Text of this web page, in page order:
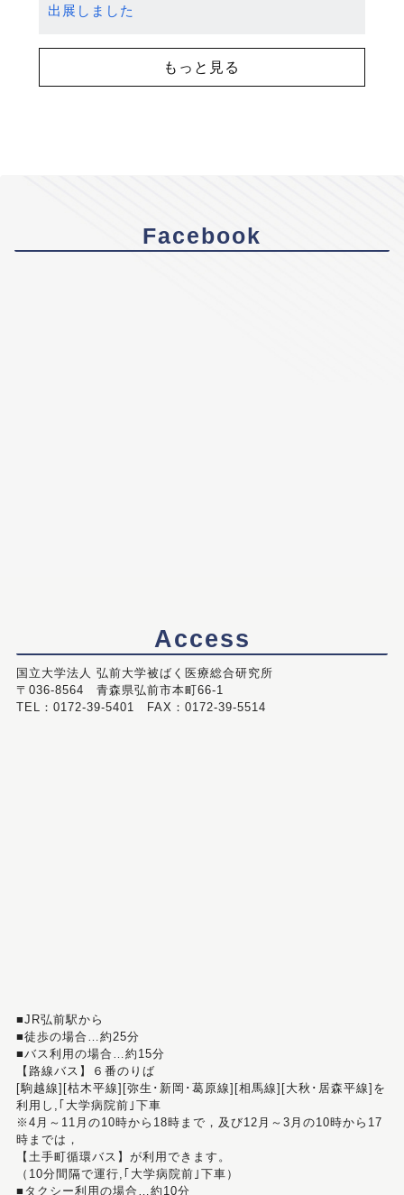
出展しました
もっと見る
Facebook
Access
国立大学法人 弘前大学被ばく医療総合研究所
〒036-8564 青森県弘前市本町66-1
TEL：0172-39-5401 FAX：0172-39-5514
■JR弘前駅から
■徒歩の場合…約25分
■バス利用の場合…約15分
【路線バス】６番のりば
[駒越線][枯木平線][弥生･新岡･葛原線][相馬線][大秋･居森平線]を
利用し,｢大学病院前｣下車
※4月～11月の10時から18時まで，及び12月～3月の10時から17
時までは，
【土手町循環バス】が利用できます。
（10分間隔で運行,｢大学病院前｣下車）
■タクシー利用の場合…約10分